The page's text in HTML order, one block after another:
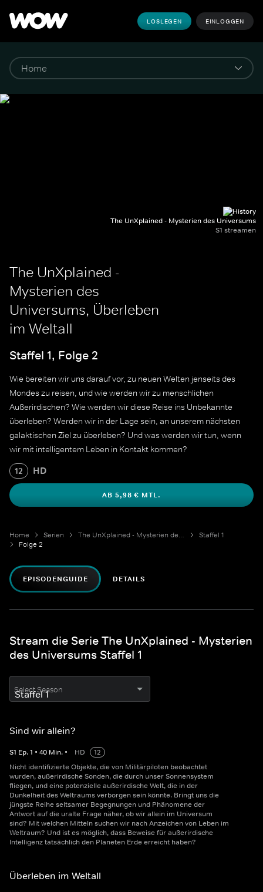
LOSLEGEN EINLOGGEN
The UnXplained - Mysterien des Universums
S1 streamen
The UnXplained -
Mysterien des
Universums, Überleben
im Weltall
Staffel 1, Folge 2
Wie bereiten wir uns darauf vor, zu neuen Welten jenseits des
Mondes zu reisen, und wie werden wir zu menschlichen
Außerirdischen? Wie werden wir diese Reise ins Unbekannte
überleben? Werden wir in der Lage sein, an unserem nächsten
galaktischen Ziel zu überleben? Und was werden wir tun, wenn
wir mit intelligentem Leben in Kontakt kommen?
12 HD
AB 5,98 € MTL.
Home Serien The UnXplained - Mysterien des Universums
Staffel 1
Folge 2
EPISODENGUIDE DETAILS
Stream die Serie The UnXplained - Mysterien
des Universums Staffel 1
Select Season
Sind wir allein?
S1 Ep.1 • 40 Min. • HD
12
Nicht identifizierte Objekte, die von Militärpiloten beobachtet
wurden, außerirdische Sonden, die durch unser Sonnensystem
fliegen, und eine potenzielle außerirdische Welt, die in der
Dunkelheit des Weltraums verborgen sein könnte. Bringt uns die
jüngste Reihe seltsamer Begegnungen und Phänomene der
Antwort auf die uralte Frage näher, ob wir allein im Universum
sind? Mit welchen Mitteln suchen wir nach Anzeichen von Leben im
Weltraum? Und ist es möglich, dass Beweise für außerirdische
Intelligenz tatsächlich den Planeten Erde erreicht haben?
Überleben im Weltall